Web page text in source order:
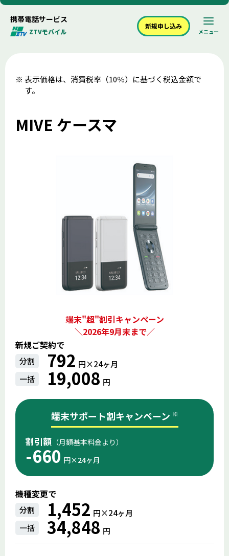
携帯電話サービス
ZTVモバイル
新規申し込み
メニュー
表示価格は、消費税率（10％）に基づく税込金額で
す。
MIVE ケースマ
端末"超"割引キャンペーン
＼2026年9月末まで／
新規ご契約で
分割 792 円×24ヶ⽉
一括
19,008 円
端末サポート割キャンペーン ※
割引額 （月額基本料金より）
-660 円×24ヶ⽉
機種変更で
分割 1,452 円×24ヶ⽉
一括
34,848 円